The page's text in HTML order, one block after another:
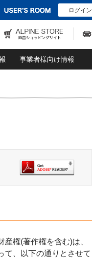
ログイン
事業者様向け情報
権(著作権を含む)は、
て、以下の通りとさせて